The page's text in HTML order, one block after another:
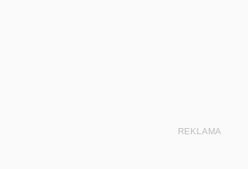
REKLAMA